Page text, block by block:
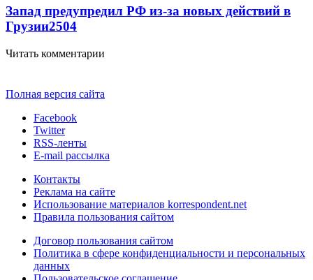
Запад предупредил РФ из-за новых действий в
Грузии2504
Читать комментарии
Полная версия сайта
Facebook
Twitter
RSS-ленты
E-mail рассылка
Контакты
Реклама на сайте
Использование материалов korrespondent.net
Правила пользования сайтом
Договор пользования сайтом
Политика в сфере конфиденциальности и персональных
данных